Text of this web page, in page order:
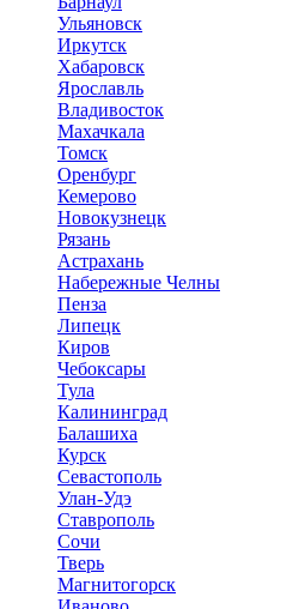
Ульяновск
Иркутск
Хабаровск
Ярославль
Владивосток
Махачкала
Томск
Оренбург
Кемерово
Новокузнецк
Рязань
Астрахань
Набережные Челны
Пенза
Липецк
Киров
Чебоксары
Тула
Калининград
Балашиха
Курск
Севастополь
Улан-Удэ
Ставрополь
Сочи
Тверь
Магнитогорск